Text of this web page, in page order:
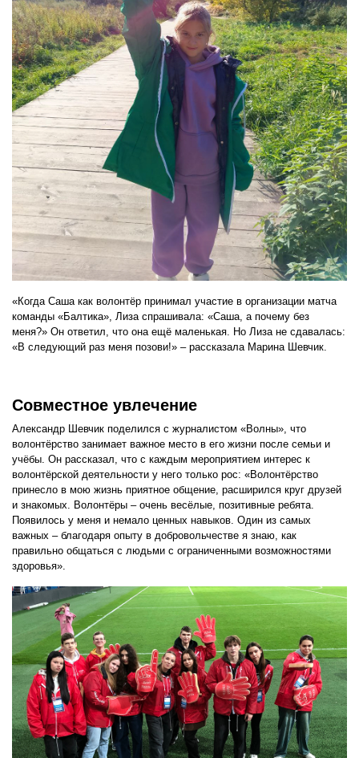
«Когда Саша как волонтёр принимал участие в организации матча
команды «Балтика», Лиза спрашивала: «Саша, а почему без
меня?» Он ответил, что она ещё маленькая. Но Лиза не сдавалась:
«В следующий раз меня позови!» – рассказала Марина Шевчик.
Совместное увлечение
Александр Шевчик поделился с журналистом «Волны», что
волонтёрство занимает важное место в его жизни после семьи и
учёбы. Он рассказал, что с каждым мероприятием интерес к
волонтёрской деятельности у него только рос: «Волонтёрство
принесло в мою жизнь приятное общение, расширился круг друзей
и знакомых. Волонтёры – очень весёлые, позитивные ребята.
Появилось у меня и немало ценных навыков. Один из самых
важных – благодаря опыту в добровольчестве я знаю, как
правильно общаться с людьми с ограниченными возможностями
здоровья».